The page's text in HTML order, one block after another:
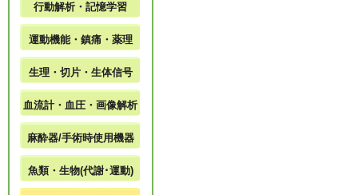
行動解析・記憶学習
運動機能・鎮痛・薬理
生理・切片・生体信号
血流計・血圧・画像解析
麻酔器/手術時使用機器
魚類・生物(代謝･運動)